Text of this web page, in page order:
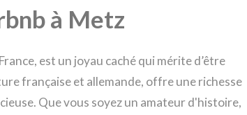
à Metz
est un joyau caché qui mérite d’être
française et allemande, offre une richesse
Que vous soyez un amateur d'histoire,